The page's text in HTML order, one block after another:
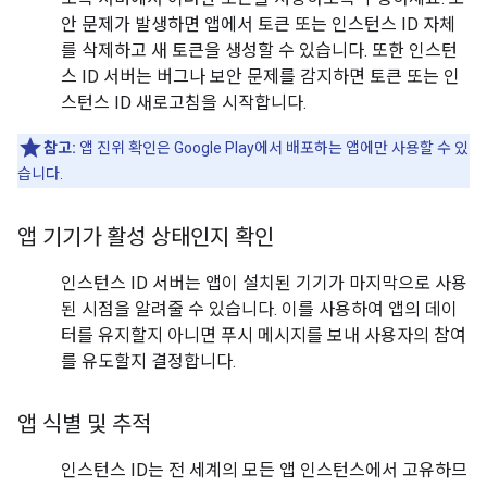
안 문제가 발생하면 앱에서 토큰 또는 인스턴스 ID 자체
를 삭제하고 새 토큰을 생성할 수 있습니다. 또한 인스턴
스 ID 서버는 버그나 보안 문제를 감지하면 토큰 또는 인
스턴스 ID 새로고침을 시작합니다.
참고: 앱 진위 확인은 Google Play에서 배포하는 앱에만 사용할 수 있
습니다.
앱 기기가 활성 상태인지 확인
인스턴스 ID 서버는 앱이 설치된 기기가 마지막으로 사용
된 시점을 알려줄 수 있습니다. 이를 사용하여 앱의 데이
터를 유지할지 아니면 푸시 메시지를 보내 사용자의 참여
를 유도할지 결정합니다.
앱 식별 및 추적
인스턴스 ID는 전 세계의 모든 앱 인스턴스에서 고유하므